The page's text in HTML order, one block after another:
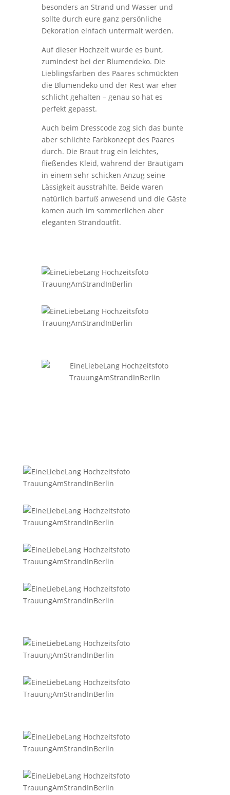
besonders an Strand und Wasser und
sollte durch eure ganz persönliche
Dekoration einfach untermalt werden.
Auf dieser Hochzeit wurde es bunt,
zumindest bei der Blumendeko. Die
Lieblingsfarben des Paares schmückten
die Blumendeko und der Rest war eher
schlicht gehalten – genau so hat es
perfekt gepasst.
Auch beim Dresscode zog sich das bunte
aber schlichte Farbkonzept des Paares
durch. Die Braut trug ein leichtes,
fließendes Kleid, während der Bräutigam
in einem sehr schicken Anzug seine
Lässigkeit ausstrahlte. Beide waren
natürlich barfuß anwesend und die Gäste
kamen auch im sommerlichen aber
eleganten Strandoutfit.